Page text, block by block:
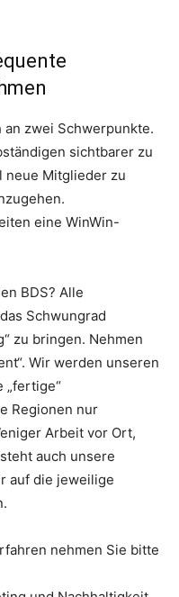
zwei Schwerpunkte.
sichtbarer zu
neue Mitglieder zu
eine WinWin-
BDS? Alle
Schwungrad
zu bringen. Nehmen
Wir werden unseren
„fertige“
Regionen nur
Arbeit vor Ort,
auch unsere
auf die jeweilige
nehmen Sie bitte